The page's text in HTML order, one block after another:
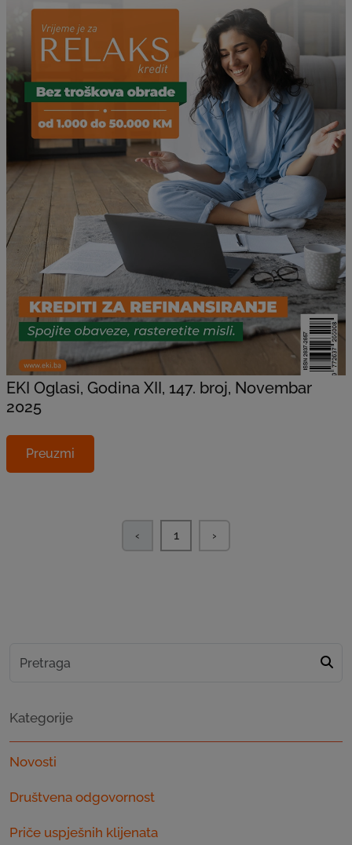
EKI Oglasi, Godina XII, 147. broj, Novembar
2025
Preuzmi
‹ 1 ›
Kategorije
Novosti
Društvena odgovornost
Priče uspješnih klijenata